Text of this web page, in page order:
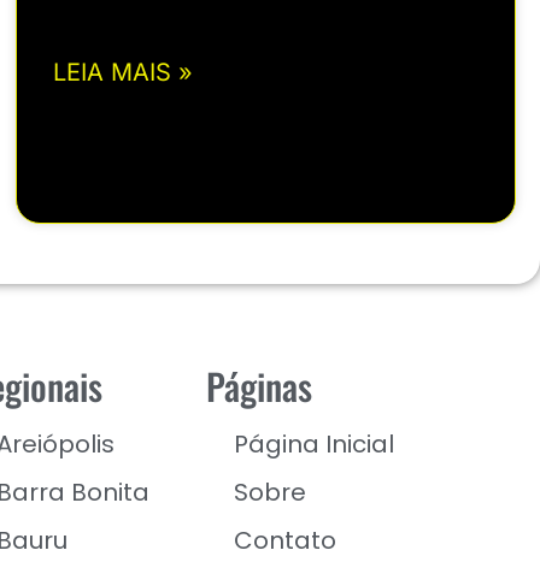
LEIA MAIS »
Barra Bonita
Bauru
Páginas
Página Inicial
Sobre
Contato